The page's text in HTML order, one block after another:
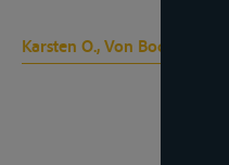
Karsten O., Von Bodungen B.